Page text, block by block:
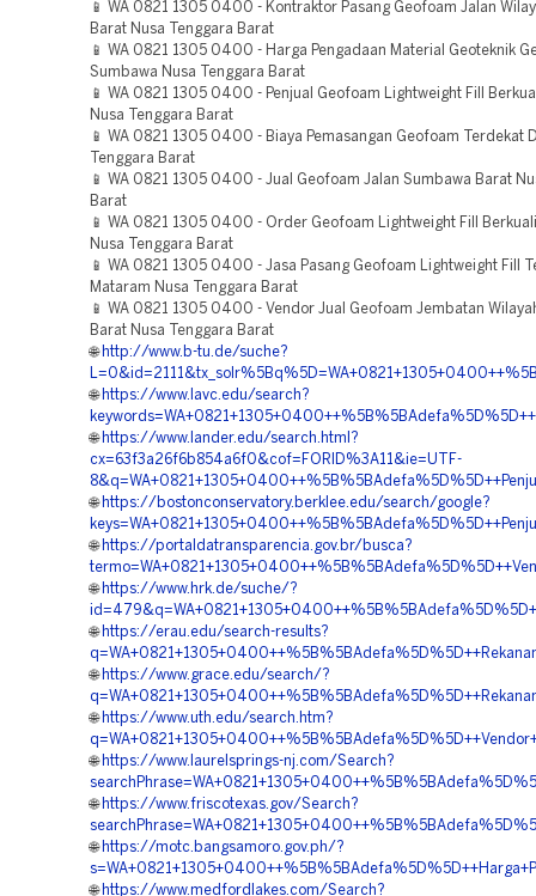
📱 WA 0821 1305 0400 - Kontraktor Pasang Geofoam Jalan
Barat Nusa Tenggara Barat
📱 WA 0821 1305 0400 - Harga Pengadaan Material Geoteknik
Sumbawa Nusa Tenggara Barat
📱 WA 0821 1305 0400 - Penjual Geofoam Lightweight Fill
Nusa Tenggara Barat
📱 WA 0821 1305 0400 - Biaya Pemasangan Geofoam Terdekat
Tenggara Barat
📱 WA 0821 1305 0400 - Jual Geofoam Jalan Sumbawa Barat
Barat
📱 WA 0821 1305 0400 - Order Geofoam Lightweight Fill
Nusa Tenggara Barat
📱 WA 0821 1305 0400 - Jasa Pasang Geofoam Lightweight Fill
Mataram Nusa Tenggara Barat
📱 WA 0821 1305 0400 - Vendor Jual Geofoam Jembatan
Barat Nusa Tenggara Barat
🌐 http://www.b-tu.de/suche?
🌐 https://www.lavc.edu/search?
🌐 https://www.lander.edu/search.html?
cx=63f3a26f6b854a6f0&cof=FORID%3A11&ie=UTF-
🌐 https://bostonconservatory.berklee.edu/search/google?
🌐 https://portaldatransparencia.gov.br/busca?
🌐 https://www.hrk.de/suche/?
🌐 https://erau.edu/search-results?
🌐 https://www.grace.edu/search/?
🌐 https://www.uth.edu/search.htm?
🌐 https://www.laurelsprings-nj.com/Search?
🌐 https://www.friscotexas.gov/Search?
🌐 https://motc.bangsamoro.gov.ph/?
🌐 https://www.medfordlakes.com/Search?